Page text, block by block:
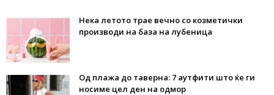
Нека летото трае вечно со козметички
производи на база на лубеница
Од плажа до таверна: 7 аутфити што ќе ги
носиме цел ден на одмор